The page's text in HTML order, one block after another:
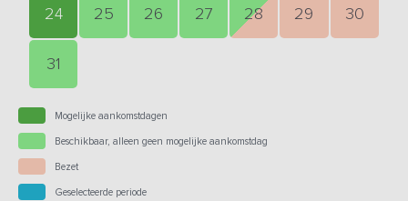
24 25 26 27 28 29 30
31
Mogelijke aankomstdagen
Beschikbaar, alleen geen mogelijke aankomstdag
Bezet
Geselecteerde periode